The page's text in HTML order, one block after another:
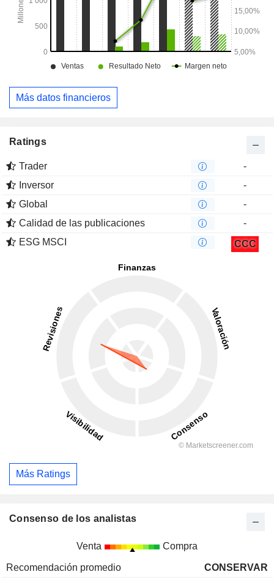
Más datos financieros
Ratings
Trader
-
Inversor
-
Global
-
Calidad de las publicaciones
-
ESG MSCI
CCC
Más Ratings
Consenso de los analistas
Venta Compra
Recomendación promedio
CONSERVAR